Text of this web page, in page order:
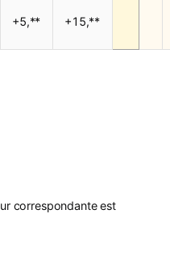
+5,** +15,**
correspondante est